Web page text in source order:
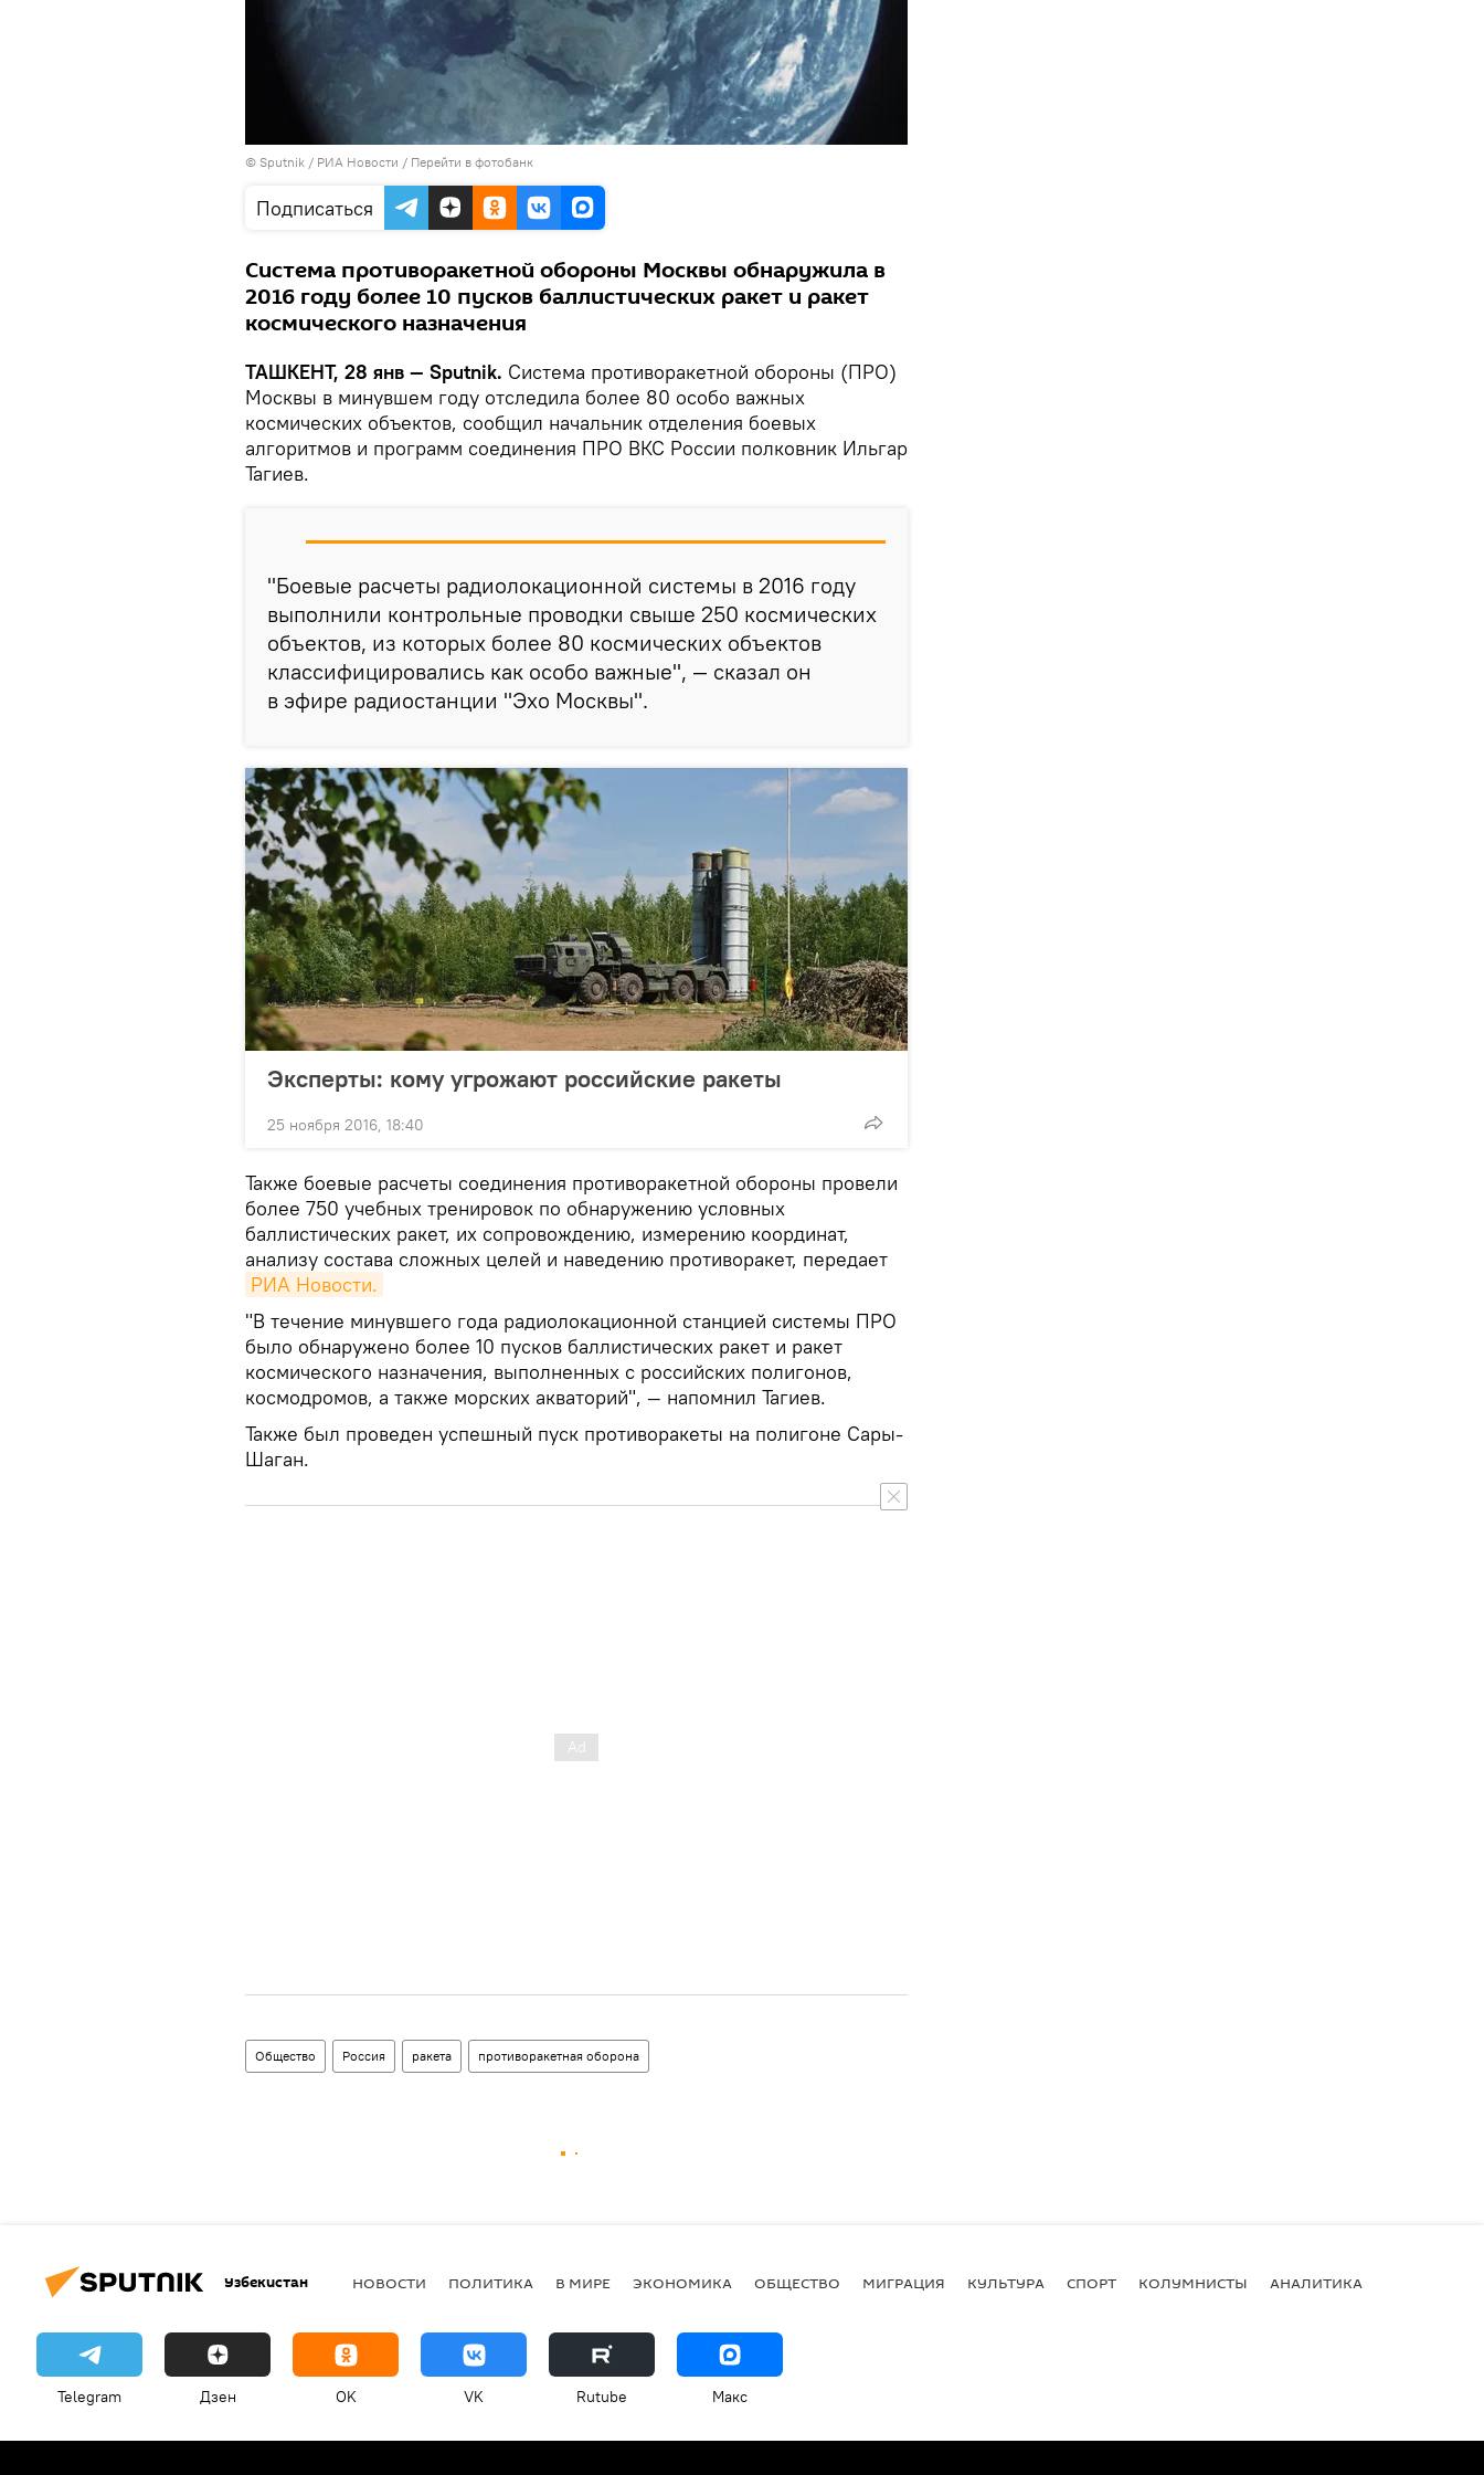
© Sputnik / РИА Новости / Перейти в фотобанк
Подписаться
Система противоракетной обороны Москвы обнаружила в
2016 году более 10 пусков баллистических ракет и ракет
космического назначения
ТАШКЕНТ, 28 янв — Sputnik. Система противоракетной обороны (ПРО)
Москвы в минувшем году отследила более 80 особо важных
космических объектов, сообщил начальник отделения боевых
алгоритмов и программ соединения ПРО ВКС России полковник Ильгар
Тагиев.
"Боевые расчеты радиолокационной системы в 2016 году
выполнили контрольные проводки свыше 250 космических
объектов, из которых более 80 космических объектов
классифицировались как особо важные", — сказал он
в эфире радиостанции "Эхо Москвы".
Эксперты: кому угрожают российские ракеты
25 ноября 2016, 18:40
Также боевые расчеты соединения противоракетной обороны провели
более 750 учебных тренировок по обнаружению условных
баллистических ракет, их сопровождению, измерению координат,
анализу состава сложных целей и наведению противоракет, передает
РИА Новости.
"В течение минувшего года радиолокационной станцией системы ПРО
было обнаружено более 10 пусков баллистических ракет и ракет
космического назначения, выполненных с российских полигонов,
космодромов, а также морских акваторий", — напомнил Тагиев.
Также был проведен успешный пуск противоракеты на полигоне Сары-
Шаган.
Общество Россия ракета противоракетная оборона
Узбекистан НОВОСТИ ПОЛИТИКА В МИРЕ ЭКОНОМИКА ОБЩЕСТВО МИГРАЦИЯ КУЛЬТУРА СПОРТ КОЛУМНИСТЫ АНАЛИТИКА
Telegram Дзен OK VK Rutube Макс